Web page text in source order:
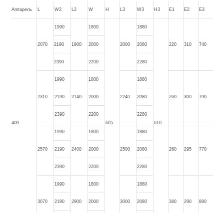
Аппарель W2 L2 W H L3 W3 H3 E1 E2 E3
400
2070
1990
1900
1800
605
2000
1880
610
220 310 740
2190 2000 2080
2390 2200 2280
2310
1990
2140
1800
2240
1880
260 300 790
2190 2000 2080
2390 2200 2280
2570
1990
2400
1800
2500
1880
260 295 770
2190 2000 2080
2390 2200 2280
3070
1990
2900
1800
3000
1880
380 290 890
2190 2000 2080